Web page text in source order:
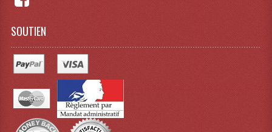
Electronique Commande Light
Blocs De Puissance
Chenillards Modulateurs
Consoles Éclairage DMX
SOUTIEN